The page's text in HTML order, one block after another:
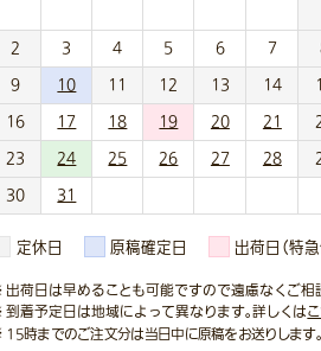
2
3 4 5 6 7
9
10 11 12 13 14
16
17 18 19 20 21
23
24 25 26 27 28
30
31
定休日 原稿確定日 出荷日（特急
出荷日は早めることも可能ですので遠慮なくご相
到着予定日は地域によって異なります。詳しくは
15時までのご注文分は当日中に原稿をお送りします。